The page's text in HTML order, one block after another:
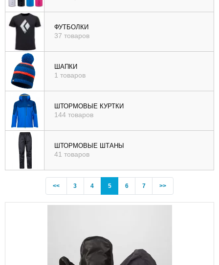
ФУТБОЛКИ
37 товаров
ШАПКИ
1 товаров
ШТОРМОВЫЕ КУРТКИ
144 товаров
ШТОРМОВЫЕ ШТАНЫ
41 товаров
<<Previous
3 4 5(current)
6 7 >>